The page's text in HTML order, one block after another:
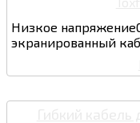
Низкое
экранированный